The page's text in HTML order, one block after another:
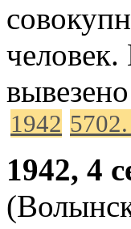
1942
1942, 4